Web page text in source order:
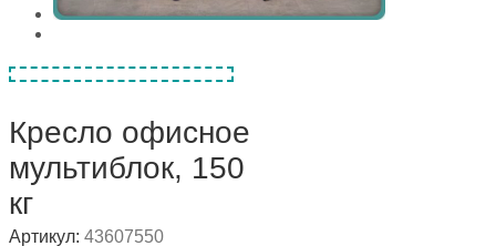
Кресло офисное
мультиблок, 150
кг
Артикул: 43607550